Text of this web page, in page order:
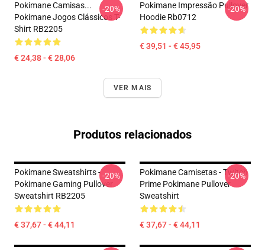
Pokimane Camisas...
Pokimane Jogos Clássicos T-
Shirt RB2205
€ 24,38 - € 28,06
-20%
Pokimane Impressão Pullover
Hoodie Rb0712
€ 39,51 - € 45,95
-20%
VER MAIS
Produtos relacionados
Pokimane Sweatshirts -
Pokimane Gaming Pullover
Sweatshirt RB2205
€ 37,67 - € 44,11
-20%
Pokimane Camisetas - Twitch
Prime Pokimane Pullover
Sweatshirt
€ 37,67 - € 44,11
-20%